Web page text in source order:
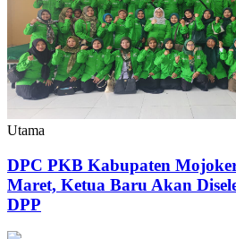
Utama
DPC PKB Kabupaten
Maret, Ketua Baru Akan
DPP